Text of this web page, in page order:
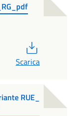
Scarica
RUE_